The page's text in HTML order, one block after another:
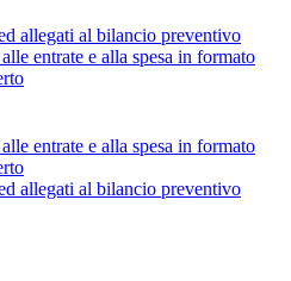
allegati al bilancio preventivo
entrate e alla spesa in formato
entrate e alla spesa in formato
allegati al bilancio preventivo